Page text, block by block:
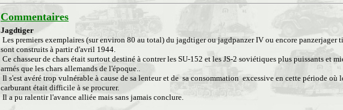
Commentaires
Jagdtiger
Les premiers exemplaires (sur environ 80 au total) du jagdtiger ou jagdpanzer IV ou encore panzerjager
sont construits à partir d'avril 1944.
Ce chasseur de chars était surtout destiné à contrer les SU-152 et les JS-2 soviétiques plus puissants et
armés que les chars allemands de l'époque..
Il s'est avéré trop vulnérable à cause de sa lenteur et de sa consommation excessive en cette période où
carburant était difficile à se procurer.
Il a pu ralentir l'avance alliée mais sans jamais conclure.